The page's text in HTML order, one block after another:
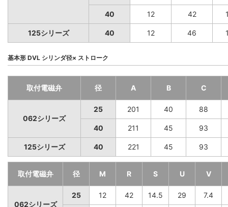
40 12 42
125シリーズ 40 12 46
基本形 DVL シリンダ径× ストローク
取付電磁弁 径 A B C
062シリーズ
25 201 40 88
40 211 45 93
125シリーズ 40 221 45 93
取付電磁弁 径 M R S U V
062シリーズ
25 12 42 14.5 29 7.4